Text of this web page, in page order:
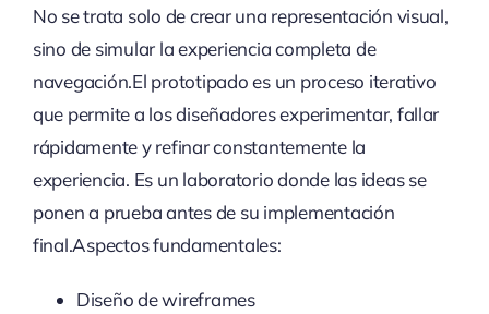
No se trata solo de crear una representación visual,
sino de simular la experiencia completa de
navegación.El prototipado es un proceso iterativo
que permite a los diseñadores experimentar, fallar
rápidamente y refinar constantemente la
experiencia. Es un laboratorio donde las ideas se
ponen a prueba antes de su implementación
final.Aspectos fundamentales:
Diseño de wireframes